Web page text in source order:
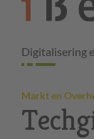
Digitalisering
Markt en